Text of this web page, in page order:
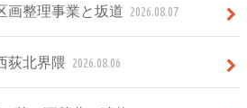
整理事業と坂道 2026.08.07
荻北界隈 2026.08.06